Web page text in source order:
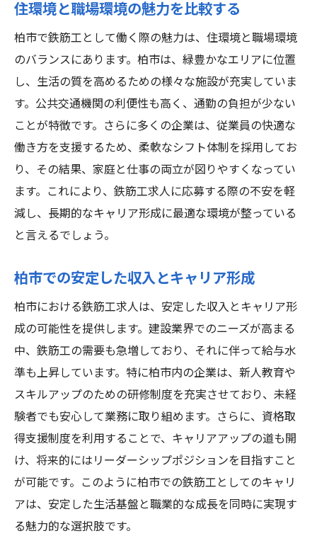
鉄筋工求人で求められるスキルと柏市の企業支
援
必要とされる基本技能と専門技能
柏市の企業が提供するスキルアップ支援
現場で活かせるスキルの具体例
時代に応じたスキルアップの重要性
柏市での職業訓練制度の活用法
企業ごとのスキル支援プログラムの紹介
柏市で鉄筋工求人を選ぶ際のポイントと注意点
求人情報を見る際のチェックポイント
柏市特有の職場環境への適応方法
鉄筋工求人選びでよくある失敗と対策
理想の職場を見つけるためのヒント
面接でのアピールポイントと注意事項
柏市における鉄筋工求人の給与と福利厚生の実
態
柏市の鉄筋工の平均給与とその比較
給与体系と昇給システムの理解
福利厚生の充実度とその特徴
給与交渉の実践的なアプローチ
他地域との給与・福利厚生の比較
住環境と職場環境の魅力を比較する
柏市で鉄筋工として働く際の魅力は、住環境と職場環境
のバランスにあります。柏市は、緑豊かなエリアに位置
し、生活の質を高めるための様々な施設が充実していま
す。公共交通機関の利便性も高く、通勤の負担が少ない
ことが特徴です。さらに多くの企業は、従業員の快適な
働き方を支援するため、柔軟なシフト体制を採用してお
り、その結果、家庭と仕事の両立が図りやすくなってい
ます。これにより、鉄筋工求人に応募する際の不安を軽
減し、長期的なキャリア形成に最適な環境が整っている
と言えるでしょう。
柏市での安定した収入とキャリア形成
柏市における鉄筋工求人は、安定した収入とキャリア形
成の可能性を提供します。建設業界でのニーズが高まる
中、鉄筋工の需要も急増しており、それに伴って給与水
準も上昇しています。特に柏市内の企業は、新人教育や
スキルアップのための研修制度を充実させており、未経
験者でも安心して業務に取り組めます。さらに、資格取
得支援制度を利用することで、キャリアアップの道も開
け、将来的にはリーダーシップポジションを目指すこと
が可能です。このように柏市での鉄筋工としてのキャリ
アは、安定した生活基盤と職業的な成長を同時に実現す
る魅力的な選択肢です。